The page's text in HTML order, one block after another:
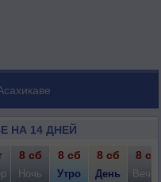
НА 14 ДНЕЙ
8 сб 8 сб 8 сб 8 сб
Ночь Утро День Вечер